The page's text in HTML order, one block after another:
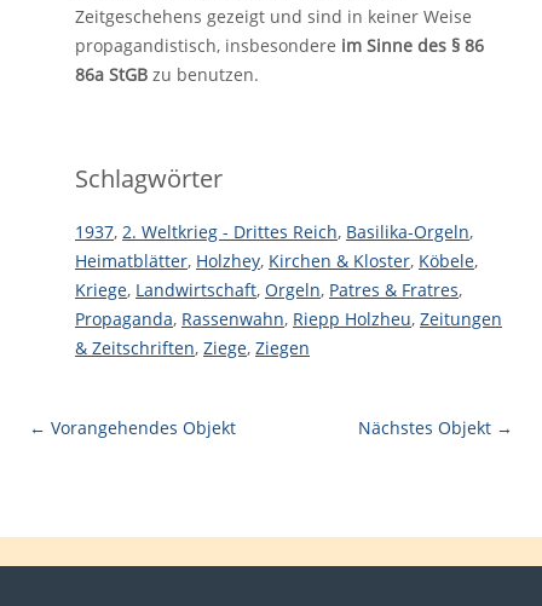
Zeitgeschehens gezeigt und sind in keiner Weise
propagandistisch, insbesondere im Sinne des § 86
86a StGB zu benutzen.
Schlagwörter
1937, 2. Weltkrieg - Drittes Reich, Basilika-Orgeln,
Heimatblätter, Holzhey, Kirchen & Kloster, Köbele,
Kriege, Landwirtschaft, Orgeln, Patres & Fratres,
Propaganda, Rassenwahn, Riepp Holzheu, Zeitungen
& Zeitschriften, Ziege, Ziegen
← Vorangehendes Objekt Nächstes Objekt →